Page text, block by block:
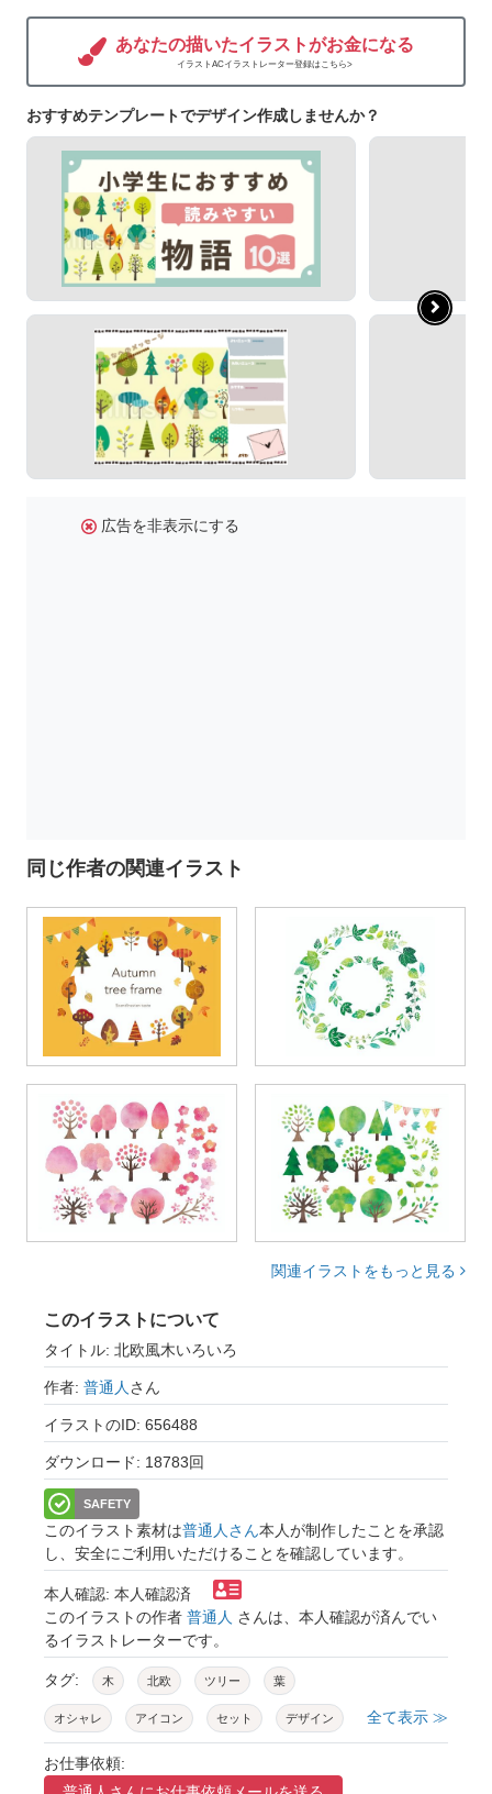
あなたの描いたイラストがお金になる
イラストACイラストレーター登録はこちら>
おすすめテンプレートでデザイン作成しませんか？
広告を非表示にする
同じ作者の関連イラスト
関連イラストをもっと見る
このイラストについて
タイトル: 北欧風木いろいろ
作者: 普通人さん
イラストのID: 656488
ダウンロード: 18783回
SAFETY
このイラスト素材は普通人さん本人が制作したことを承認
し、安全にご利用いただけることを確認しています。
本人確認: 本人確認済
このイラストの作者 普通人 さんは、本人確認が済んでい
るイラストレーターです。
タグ: 木 北欧 ツリー 葉
オシャレ アイコン セット デザイン
森 テキスタイル
全て表示 ≫
お仕事依頼: